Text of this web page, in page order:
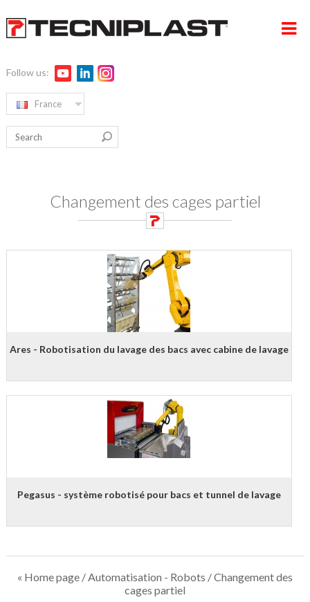
HOME PAGE
RW ALPHA
PRODUITS
MEDIA & EVENTS
Follow us:
France
Changement des cages partiel
Ares - Robotisation du lavage des bacs avec cabine de lavage
Pegasus - système robotisé pour bacs et tunnel de lavage
« Home page /Automatisation - Robots / Changement des
cages partiel